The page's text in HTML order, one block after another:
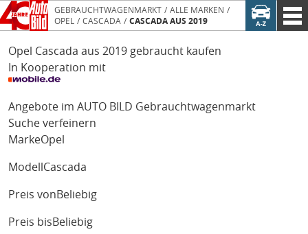
GEBRAUCHTWAGENMARKT
ALLE MARKEN
OPEL
CASCADA CASCADA AUS 2019
Opel Cascada aus 2019 gebraucht kaufen
In Kooperation mit
Angebote im AUTO BILD Gebrauchtwagenmarkt
Suche verfeinern
MarkeOpel
Modell Cascada
Preis von Beliebig
Preis bis Beliebig